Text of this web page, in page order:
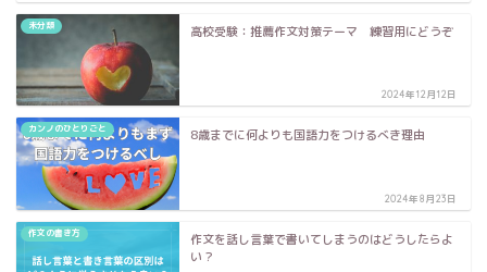
未分類 高校受験：推薦作文対策テーマ 練習用にどうぞ
2024年12月12日
カンノのひとりごと 8歳までに何よりも国語力をつけるべき理由
2024年8月23日
作文の書き方
作文を話し言葉で書いてしまうのはどうしたらよ
い？